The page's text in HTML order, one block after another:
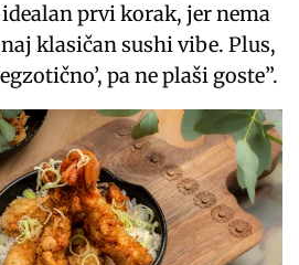
prvi korak, jer nema
klasičan sushi vibe. Plus,
pa ne plaši goste”.